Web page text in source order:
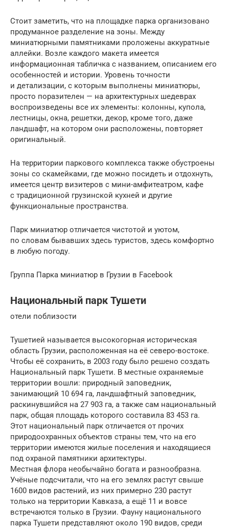
Стоит заметить, что на площадке парка организовано
продуманное разделение на зоны. Между
миниатюрными памятниками проложены аккуратные
аллейки. Возле каждого макета имеется
информационная табличка с названием, описанием его
особенностей и истории. Уровень точности
и детализации, с которым выполнены миниатюры,
просто поразителен — на архитектурных шедеврах
воспроизведены все их элементы: колонны, купола,
лестницы, окна, решетки, декор, кроме того, даже
ландшафт, на котором они расположены, повторяет
оригинальный.
На территории паркового комплекса также обустроены
зоны со скамейками, где можно посидеть и отдохнуть,
имеется центр визитеров с мини-амфитеатром, кафе
с традиционной грузинской кухней и другие
функциональные пространства.
Парк миниатюр отличается чистотой и уютом,
по словам бывавших здесь туристов, здесь комфортно
в любую погоду.
Группа Парка миниатюр в Грузии в Facebook
Национальный парк Тушети
отели поблизости
Тушетией называется высокогорная историческая
область Грузии, расположенная на её северо-востоке.
Чтобы её сохранить, в 2003 году было решено создать
Национальный парк Тушети. В местные охраняемые
территории вошли: природный заповедник,
занимающий 10 694 га, ландшафтный заповедник,
раскинувшийся на 27 903 га, а также сам национальный
парк, общая площадь которого составила 83 453 га.
Этот национальный парк отличается от прочих
природоохранных объектов страны тем, что на его
территории имеются жилые поселения и находящиеся
под охраной памятники архитектуры.
Местная флора необычайно богата и разнообразна.
Учёные подсчитали, что на его землях растут свыше
1600 видов растений, из них примерно 230 растут
только на территории Кавказа, а ещё 11 и вовсе
встречаются только в Грузии. Фауну национального
парка Тушети представляют около 190 видов, среди